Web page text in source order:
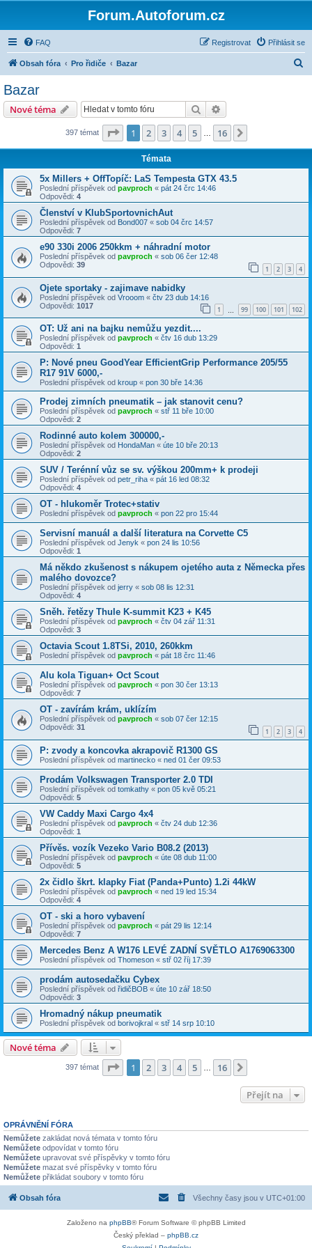
Forum.Autoforum.cz
FAQ Přihlásit se
Registrovat
Obsah fóra Pro řidiče Bazar
Bazar
Nové téma Hledat
397 témat Stránka z 16
1 2 3 4 5 16
Témata
5x Millers + OffTopíč: LaS Tempesta GTX 43.5
Poslední příspěvek od pavproch « pát 24 črc 14:46
Odpovědi: 4
Členství v KlubSportovnichAut
Poslední příspěvek od Bond007 « sob 04 črc 14:57
Odpovědi: 7
e90 330i 2006 250kkm + náhradní motor
Poslední příspěvek od pavproch « sob 06 čer 12:48
Odpovědi: 39 1 2 3 4
Ojete sportaky - zajimave nabidky
Poslední příspěvek od Vrooom « čtv 23 dub 14:16
Odpovědi: 1017 1 99 100 101 102
OT: Už ani na bajku nemůžu yezdit....
Poslední příspěvek od pavproch « čtv 16 dub 13:29
Odpovědi: 1
P: Nové pneu GoodYear EfficientGrip Performance 205/55
R17 91V 6000,-
Poslední příspěvek od kroup « pon 30 bře 14:36
Prodej zimních pneumatik – jak stanovit cenu?
Poslední příspěvek od pavproch « stř 11 bře 10:00
Odpovědi: 2
Rodinné auto kolem 300000,-
Poslední příspěvek od HondaMan « úte 10 bře 20:13
Odpovědi: 2
SUV / Terénní vůz se sv. výškou 200mm+ k prodeji
Poslední příspěvek od petr_riha « pát 16 led 08:32
Odpovědi: 4
OT - hlukoměr Trotec+stativ
Poslední příspěvek od pavproch « pon 22 pro 15:44
Servisní manuál a další literatura na Corvette C5
Poslední příspěvek od Jenyk « pon 24 lis 10:56
Odpovědi: 1
Má někdo zkušenost s nákupem ojetého auta z Německa přes
malého dovozce?
Poslední příspěvek od jerry « sob 08 lis 12:31
Odpovědi: 4
Sněh. řetězy Thule K-summit K23 + K45
Poslední příspěvek od pavproch « čtv 04 zář 11:31
Odpovědi: 3
Octavia Scout 1.8TSi, 2010, 260kkm
Poslední příspěvek od pavproch « pát 18 črc 11:46
Alu kola Tiguan+ Oct Scout
Poslední příspěvek od pavproch « pon 30 čer 13:13
Odpovědi: 7
OT - zavírám krám, uklízím
Poslední příspěvek od pavproch « sob 07 čer 12:15
Odpovědi: 31 1 2 3 4
P: zvody a koncovka akrapovič R1300 GS
Poslední příspěvek od martinecko « ned 01 čer 09:53
Prodám Volkswagen Transporter 2.0 TDI
Poslední příspěvek od tomkathy « pon 05 kvě 05:21
Odpovědi: 5
VW Caddy Maxi Cargo 4x4
Poslední příspěvek od pavproch « čtv 24 dub 12:36
Odpovědi: 1
Přívěs. vozík Vezeko Vario B08.2 (2013)
Poslední příspěvek od pavproch « úte 08 dub 11:00
Odpovědi: 5
2x čidlo škrt. klapky Fiat (Panda+Punto) 1.2i 44kW
Poslední příspěvek od pavproch « ned 19 led 15:34
Odpovědi: 4
OT - ski a horo vybavení
Poslední příspěvek od pavproch « pát 29 lis 12:14
Odpovědi: 7
Mercedes Benz A W176 LEVÉ ZADNÍ SVĚTLO A1769063300
Poslední příspěvek od Thomeson « stř 02 říj 17:39
prodám autosedačku Cybex
Poslední příspěvek od řidičBOB « úte 10 zář 18:50
Odpovědi: 3
Hromadný nákup pneumatik
Poslední příspěvek od borivojkral « stř 14 srp 10:10
Nové téma
397 témat Stránka z 16
1 2 3 4 5 16
Přejít na
OPRÁVNĚNÍ FÓRA
Nemůžete zakládat nová témata v tomto fóru
Nemůžete odpovídat v tomto fóru
Nemůžete upravovat své příspěvky v tomto fóru
Nemůžete mazat své příspěvky v tomto fóru
Nemůžete přikládat soubory v tomto fóru
Obsah fóra Všechny časy jsou v UTC+01:00
Založeno na phpBB® Forum Software © phpBB Limited
Český překlad – phpBB.cz